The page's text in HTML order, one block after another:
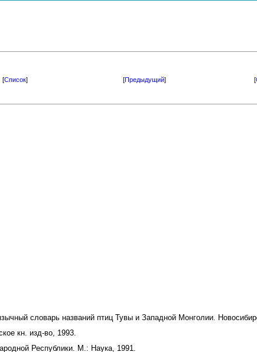
[Список] [Предыдущий] [
словарь названий птиц Тувы и Западной Монголии.
кн. изд-во, 1993.
Республики. М.: Наука, 1991.